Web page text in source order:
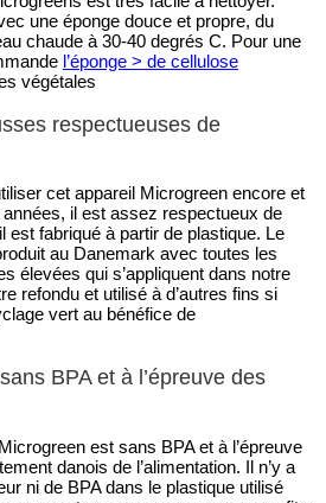
une éponge douce et propre, du
chaude à 30-40 degrés C. Pour une
l’éponge > de cellulose
végétales
respectueuses de
cet appareil Microgreen encore et
il est assez respectueux de
est fabriqué à partir de plastique. Le
au Danemark avec toutes les
élevées qui s’appliquent dans notre
refondu et utilisé à d’autres fins si
vert au bénéfice de
BPA et à l’épreuve des
est sans BPA et à l’épreuve
danois de l’alimentation. Il n’y a
ni de BPA dans le plastique utilisé